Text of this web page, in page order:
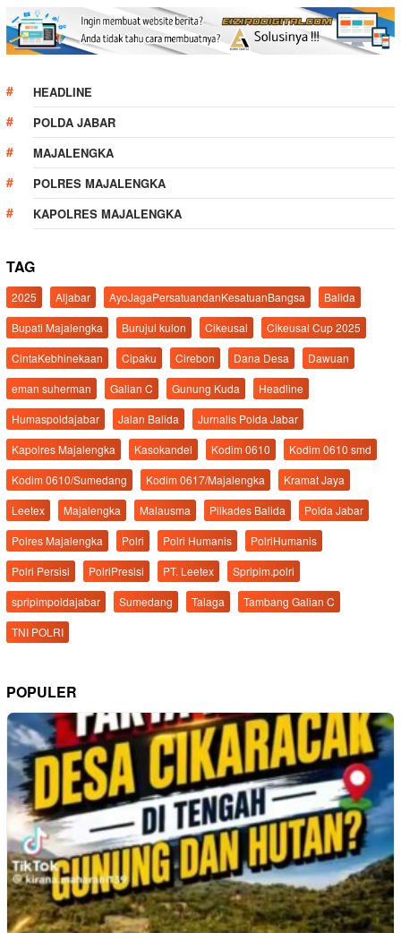
HEADLINE
POLDA JABAR
MAJALENGKA
POLRES MAJALENGKA
KAPOLRES MAJALENGKA
TAG
2025 Aljabar AyoJagaPersatuandanKesatuanBangsa
Balida
Bupati Majalengka
Burujul kulon Cikeusal
Cikeusal Cup 2025
CintaKebhinekaan
Cipaku Cirebon Dana Desa
Dawuan
eman suherman
Galian C Gunung Kuda
Headline
Humaspoldajabar
Jalan Balida
Jurnalis Polda Jabar
Kapolres Majalengka
Kasokandel Kodim 0610
Kodim 0610 smd
Kodim 0610/Sumedang
Kodim 0617/Majalengka
Kramat Jaya
Leetex
Majalengka Malausma Pilkades Balida
Polda Jabar
Polres Majalengka
Polri Polri Humanis
PolriHumanis
Polri Persisi
PolriPresisi PT. Leetex
Spripim.polri
spripimpoldajabar
Sumedang Talaga
Tambang Galian C
TNI POLRI
POPULER